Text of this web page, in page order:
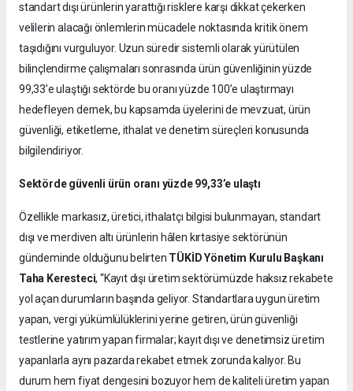
standart dışı ürünlerin yarattığı risklere karşı dikkat çekerken
velilerin alacağı önlemlerin mücadele noktasında kritik önem
taşıdığını vurguluyor. Uzun süredir sistemli olarak yürütülen
bilinçlendirme çalışmaları sonrasında ürün güvenliğinin yüzde
99,33’e ulaştığı sektörde bu oranı yüzde 100’e ulaştırmayı
hedefleyen dernek, bu kapsamda üyelerini de mevzuat, ürün
güvenliği, etiketleme, ithalat ve denetim süreçleri konusunda
bilgilendiriyor.
Sektörde güvenli ürün oranı yüzde 99,33’e ulaştı
Özellikle markasız, üretici, ithalatçı bilgisi bulunmayan, standart
dışı ve merdiven altı ürünlerin hâlen kırtasiye sektörünün
gündeminde olduğunu belirten TÜKİD Yönetim Kurulu Başkanı
Taha Keresteci, “Kayıt dışı üretim sektörümüzde haksız rekabete
yol açan durumların başında geliyor. Standartlara uygun üretim
yapan, vergi yükümlülüklerini yerine getiren, ürün güvenliği
testlerine yatırım yapan firmalar; kayıt dışı ve denetimsiz üretim
yapanlarla aynı pazarda rekabet etmek zorunda kalıyor. Bu
durum hem fiyat dengesini bozuyor hem de kaliteli üretim yapan